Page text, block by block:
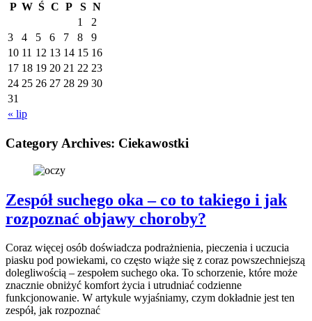
P W Ś C P S N
« lip
1
2
3
4 5 6 7 8
9
10 11 12 13 14 15 16
17 18 19 20 21 22 23
24 25 26 27 28 29 30
31
Category Archives: Ciekawostki
Zespół suchego oka – co to takiego i jak
rozpoznać objawy choroby?
Coraz więcej osób doświadcza podrażnienia, pieczenia i uczucia
piasku pod powiekami, co często wiąże się z coraz powszechniejszą
dolegliwością – zespołem suchego oka. To schorzenie, które może
znacznie obniżyć komfort życia i utrudniać codzienne
funkcjonowanie. W artykule wyjaśniamy, czym dokładnie jest ten
zespół, jak rozpoznać